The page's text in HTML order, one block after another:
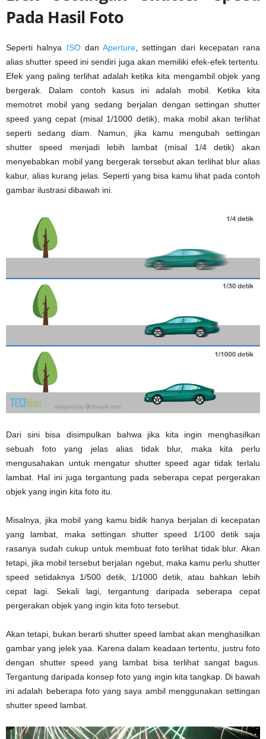
Pada Hasil Foto
Seperti halnya ISOdan Aperture , settingan dari kecepatan rana
alias shutter speed ini sendiri juga akan memiliki efek-efek tertentu.
Efek yang paling terlihat adalah ketika kita mengambil objek yang
bergerak. Dalam contoh kasus ini adalah mobil. Ketika kita
memotret mobil yang sedang berjalan dengan settingan shutter
speed yang cepat (misal 1/1000 detik), maka mobil akan terlihat
seperti sedang diam. Namun, jika kamu mengubah settingan
shutter speed menjadi lebih lambat (misal 1/4 detik) akan
menyebabkan mobil yang bergerak tersebut akan terlihat blur alias
kabur, alias kurang jelas. Seperti yang bisa kamu lihat pada contoh
gambar ilustrasi dibawah ini.
Dari sini bisa disimpulkan bahwa jika kita ingin menghasilkan
sebuah foto yang jelas alias tidak blur, maka kita perlu
mengusahakan untuk mengatur shutter speed agar tidak terlalu
lambat. Hal ini juga tergantung pada seberapa cepat pergerakan
objek yang ingin kita foto itu.
Misalnya, jika mobil yang kamu bidik hanya berjalan di kecepatan
yang lambat, maka settingan shutter speed 1/100 detik saja
rasanya sudah cukup untuk membuat foto terlihat tidak blur. Akan
tetapi, jika mobil tersebut berjalan ngebut, maka kamu perlu shutter
speed setidaknya 1/500 detik, 1/1000 detik, atau bahkan lebih
cepat lagi. Sekali lagi, tergantung daripada seberapa cepat
pergerakan objek yang ingin kita foto tersebut.
Akan tetapi, bukan berarti shutter speed lambat akan menghasilkan
gambar yang jelek yaa. Karena dalam keadaan tertentu, justru foto
dengan shutter speed yang lambat bisa terlihat sangat bagus.
Tergantung daripada konsep foto yang ingin kita tangkap. Di bawah
ini adalah beberapa foto yang saya ambil menggunakan settingan
shutter speed lambat.